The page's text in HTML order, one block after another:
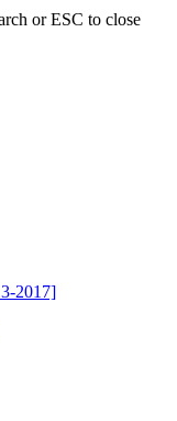
or ESC to close
2017]